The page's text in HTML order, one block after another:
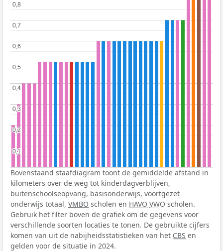
0,1
0,1
0,2
0,2
0,3
0,3
0,4
0,4
0,5
0,5
0,6
0,6
0,7
0,7
0,8
0,8
Bovenstaand staafdiagram toont de gemiddelde afstand in
kilometers over de weg tot kinderdagverblijven,
buitenschoolseopvang, basisonderwijs, voortgezet
onderwijs totaal, VMBO scholen en HAVO VWO scholen.
Gebruik het filter boven de grafiek om de gegevens voor
verschillende soorten locaties te tonen. De gebruikte cijfers
komen van uit de nabijheidsstatistieken van het CBS en
gelden voor de situatie in 2024.